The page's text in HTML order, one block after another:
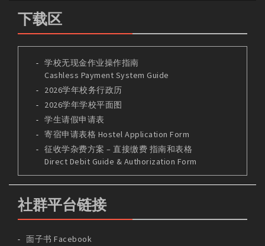
下载区
学校无现金作业操作指南
Cashless Payment System Guide
2026学年校务行政历
2026学年学校平面图
学生请假申请表
寄宿申请表格 Hostel Application Form
征收学杂费方案 – 直接缴费 指南和表格
Direct Debit Guide & Authorization Form
社群平台链接
面子书 Facebook